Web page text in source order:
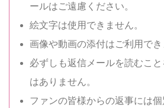
ールはご遠慮ください。
絵文字は使用できません。
画像や動画の添付はご利用でき
必ずしも返信メールを読むこ
はありません。
ファンの皆様からの返事には